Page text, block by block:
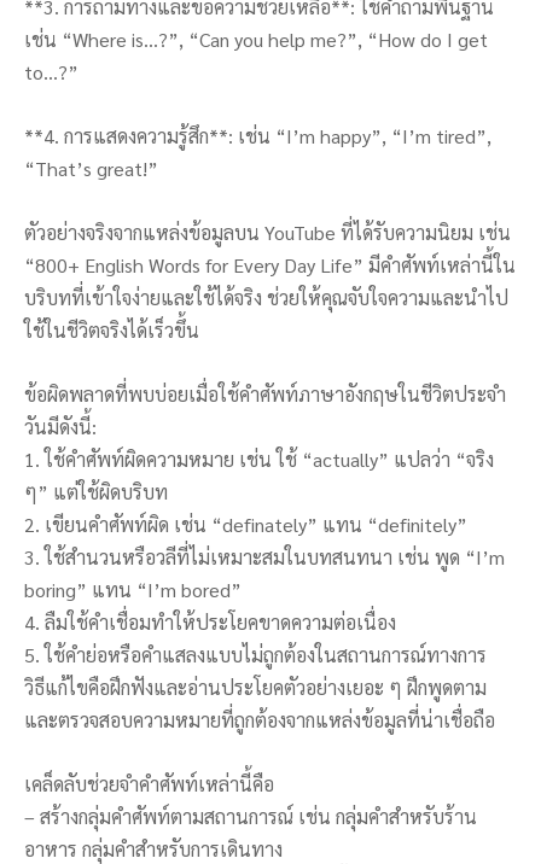
**3. การถามทางและขอความช่วยเหลือ**: ใช้คำถามพื้นฐาน
เช่น “Where is…?”, “Can you help me?”, “How do I get
to…?”
**4. การแสดงความรู้สึก**: เช่น “I’m happy”, “I’m tired”,
“That’s great!”
ตัวอย่างจริงจากแหล่งข้อมูลบน YouTube ที่ได้รับความนิยม เช่น
“800+ English Words for Every Day Life” มีคำศัพท์เหล่านี้ใน
บริบทที่เข้าใจง่ายและใช้ได้จริง ช่วยให้คุณจับใจความและนำไป
ใช้ในชีวิตจริงได้เร็วขึ้น
ข้อผิดพลาดที่พบบ่อยเมื่อใช้คำศัพท์ภาษาอังกฤษในชีวิตประจำ
วันมีดังนี้:
1. ใช้คำศัพท์ผิดความหมาย เช่น ใช้ “actually” แปลว่า “จริง
ๆ” แต่ใช้ผิดบริบท
2. เขียนคำศัพท์ผิด เช่น “definately” แทน “definitely”
3. ใช้สำนวนหรือวลีที่ไม่เหมาะสมในบทสนทนา เช่น พูด “I’m
boring” แทน “I’m bored”
4. ลืมใช้คำเชื่อมทำให้ประโยคขาดความต่อเนื่อง
5. ใช้คำย่อหรือคำแสลงแบบไม่ถูกต้องในสถานการณ์ทางการ
วิธีแก้ไขคือฝึกฟังและอ่านประโยคตัวอย่างเยอะ ๆ ฝึกพูดตาม
และตรวจสอบความหมายที่ถูกต้องจากแหล่งข้อมูลที่น่าเชื่อถือ
เคล็ดลับช่วยจำคำศัพท์เหล่านี้คือ
– สร้างกลุ่มคำศัพท์ตามสถานการณ์ เช่น กลุ่มคำสำหรับร้าน
อาหาร กลุ่มคำสำหรับการเดินทาง